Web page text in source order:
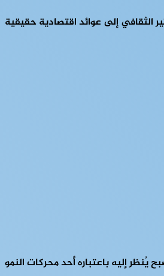
الثقافي إلى عوائد اقتصادية حقيقية
بل أصبح يُنظر إليه باعتباره أحد محركات النمو